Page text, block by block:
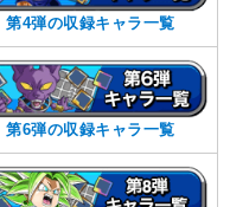
第4弾の収録キャラ一覧
第6弾の収録キャラ一覧